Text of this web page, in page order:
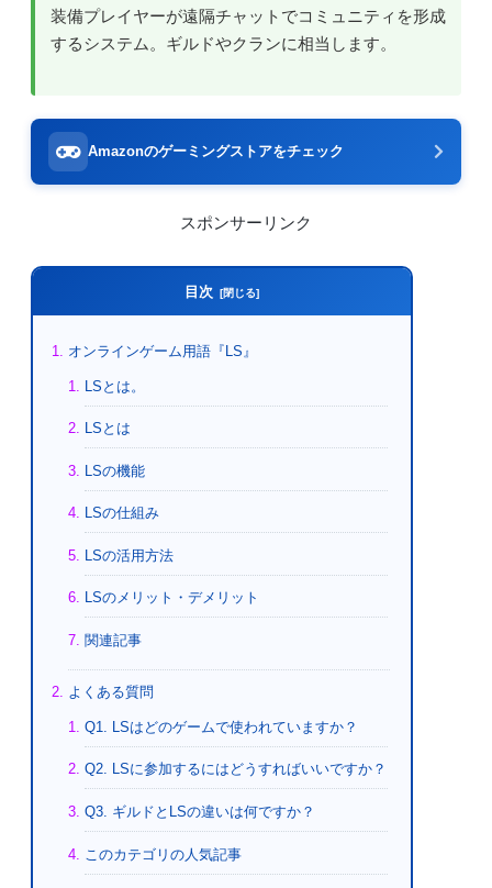
装備プレイヤーが遠隔チャットでコミュニティを形成
するシステム。ギルドやクランに相当します。
Amazonのゲーミングストアをチェック
スポンサーリンク
目次
オンラインゲーム用語『LS』
LSとは。
LSとは
LSの機能
LSの仕組み
LSの活用方法
LSのメリット・デメリット
関連記事
よくある質問
Q1. LSはどのゲームで使われていますか？
Q2. LSに参加するにはどうすればいいですか？
Q3. ギルドとLSの違いは何ですか？
このカテゴリの人気記事